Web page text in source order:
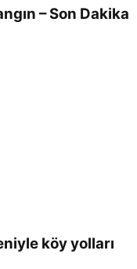
– Son Dakika
köy yolları